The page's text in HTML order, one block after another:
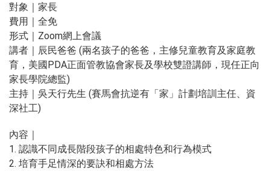
對象｜家長
費用｜全免
形式｜Zoom網上會議
講者｜辰民爸爸 (兩名孩子的爸爸，主修兒童教育及家庭教
育，美國PDA正面管教協會家長及學校雙證講師，現任正向
家長學院總監)
主持｜吳天行先生 (賽馬會抗逆有「家」計劃培訓主任、資
深社工)
內容｜
1. 認識不同成長階段孩子的相處特色和行為模式
2. 培育手足情深的要訣和相處方法